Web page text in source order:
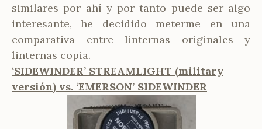
similares por ahí y por tanto puede ser algo
interesante, he decidido meterme en una
comparativa entre linternas originales y
linternas copia.
‘SIDEWINDER’ STREAMLIGHT (military
versión) vs. ‘EMERSON’ SIDEWINDER